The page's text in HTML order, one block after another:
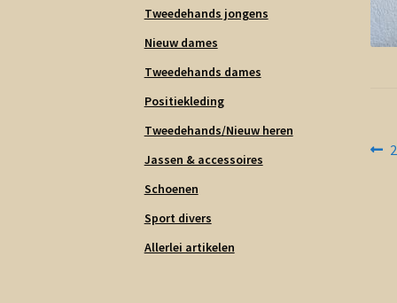
Tweedehands jongens
Nieuw dames
Tweedehands dames
Positiekleding
Tweedehands/Nieuw heren
Jassen & accessoires
Schoenen
Sport divers
Allerlei artikelen